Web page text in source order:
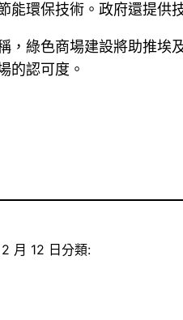
能環保技術。政府還提供
，綠色商場建設將助推埃
的認可度。
月 12 日 分類: